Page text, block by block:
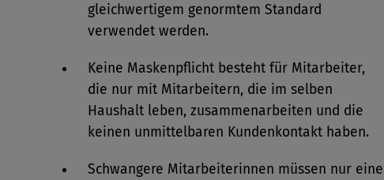
gleichwertigem genormtem Standard
verwendet werden.
Keine Maskenpflicht besteht für Mitarbeiter,
die nur mit Mitarbeitern, die im selben
Haushalt leben, zusammenarbeiten und die
keinen unmittelbaren Kundenkontakt haben.
Schwangere Mitarbeiterinnen müssen nur eine